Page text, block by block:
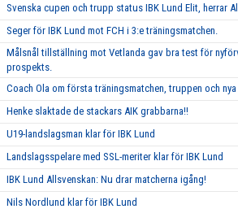
Svenska cupen och trupp status IBK Lund Elit, herrar
Seger för IBK Lund mot FCH i 3:e träningsmatchen.
Målsnål tillställning mot Vetlanda gav bra test för
prospekts.
Coach Ola om första träningsmatchen, truppen och
Henke slaktade de stackars AIK grabbarna!!
U19-landslagsman klar för IBK Lund
Landslagsspelare med SSL-meriter klar för IBK Lund
IBK Lund Allsvenskan: Nu drar matcherna igång!
Nils Nordlund klar för IBK Lund